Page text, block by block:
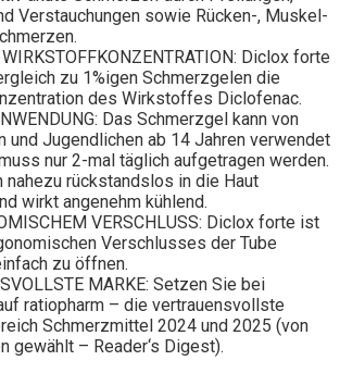
Verstauchungen sowie Rücken-, Muskel-
WIRKSTOFFKONZENTRATION: Diclox forte
zu 1%igen Schmerzgelen die
des Wirkstoffes Diclofenac.
Das Schmerzgel kann von
und Jugendlichen ab 14 Jahren verwendet
nur 2-mal täglich aufgetragen werden.
nahezu rückstandslos in die Haut
wirkt angenehm kühlend.
VERSCHLUSS: Diclox forte ist
Verschlusses der Tube
zu öffnen.
MARKE: Setzen Sie bei
ratiopharm – die vertrauensvollste
Schmerzmittel 2024 und 2025 (von
gewählt – Reader‘s Digest).